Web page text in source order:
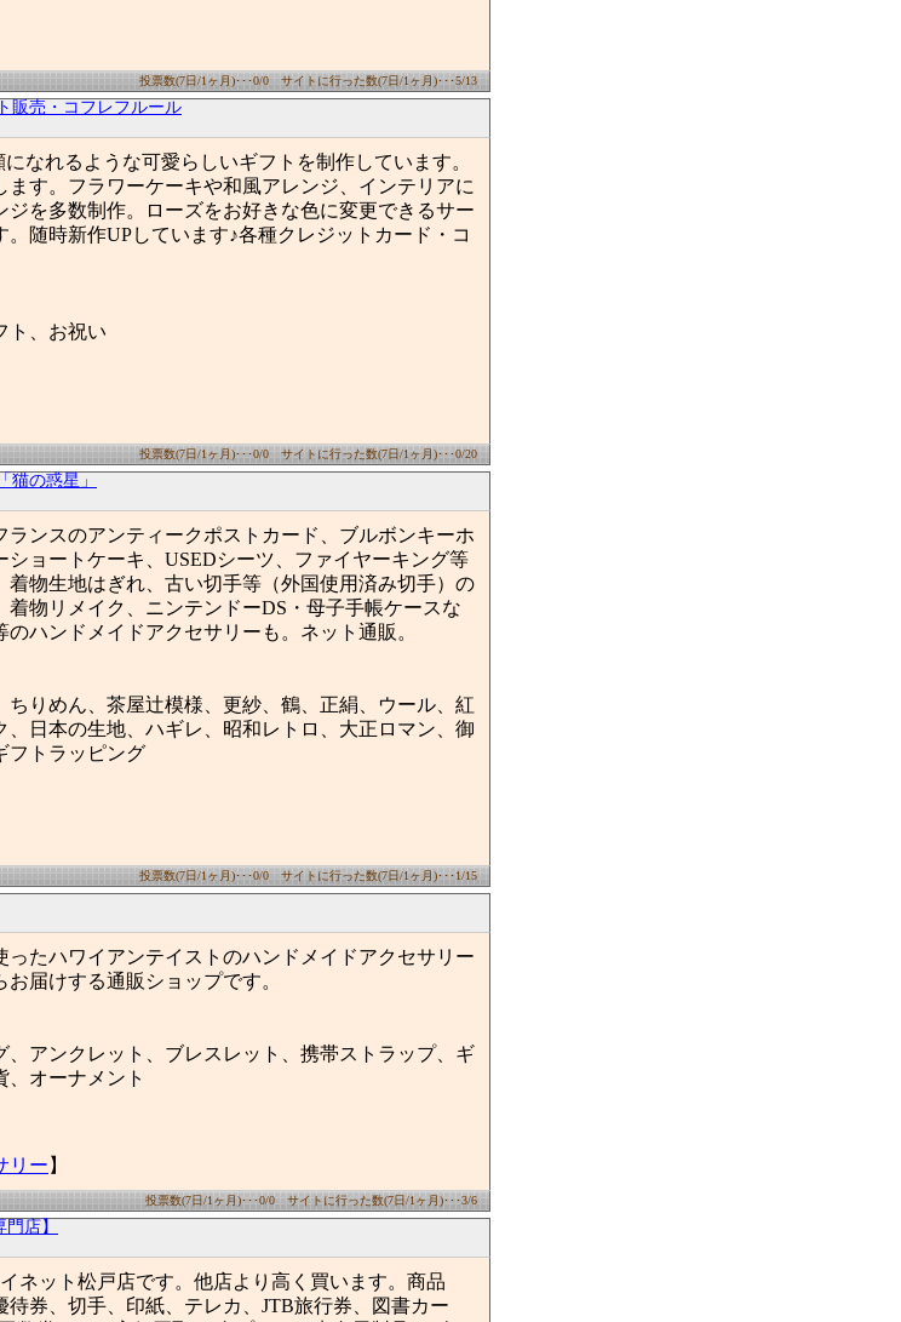
投票数(7日/1ヶ月)･･･0/0 サイトに行った数(7日/1ヶ月)･･･5/13
販売・コフレフルール
なれるような可愛らしいギフトを制作しています。
す。フラワーケーキや和風アレンジ、インテリアに
を多数制作。ローズをお好きな色に変更できるサー
随時新作UPしています♪各種クレジットカード・コ
ト、お祝い
投票数(7日/1ヶ月)･･･0/0 サイトに行った数(7日/1ヶ月)･･･0/20
猫の惑星」
ンスのアンティークポストカード、ブルボンキーホ
ョートケーキ、USEDシーツ、ファイヤーキング等
物生地はぎれ、古い切手等（外国使用済み切手）の
物リメイク、ニンテンドーDS・母子手帳ケースな
ハンドメイドアクセサリーも。ネット通販。
りめん、茶屋辻模様、更紗、鶴、正絹、ウール、紅
日本の生地、ハギレ、昭和レトロ、大正ロマン、御
フトラッピング
投票数(7日/1ヶ月)･･･0/0 サイトに行った数(7日/1ヶ月)･･･1/15
たハワイアンテイストのハンドメイドアクセサリー
届けする通販ショップです。
アンクレット、ブレスレット、携帯ストラップ、ギ
、オーナメント
リー 】
投票数(7日/1ヶ月)･･･0/0 サイトに行った数(7日/1ヶ月)･･･3/6
店】
ネット松戸店です。他店より高く買います。商品
券、切手、印紙、テレカ、JTB旅行券、図書カー